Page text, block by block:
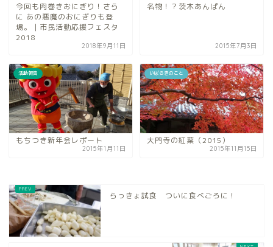
今回も肉巻きおにぎり！さら
に あの悪魔のおにぎりも登
場。｜市民活動応援フェスタ
2018
2018年9月11日
名物！？茨木あんぱん
2015年7月3日
活動報告
もちつき新年会レポート
2015年1月11日
いばらきのこと
大門寺の紅葉（2015）
2015年11月15日
らっきょ試食 ついに食べごろに！